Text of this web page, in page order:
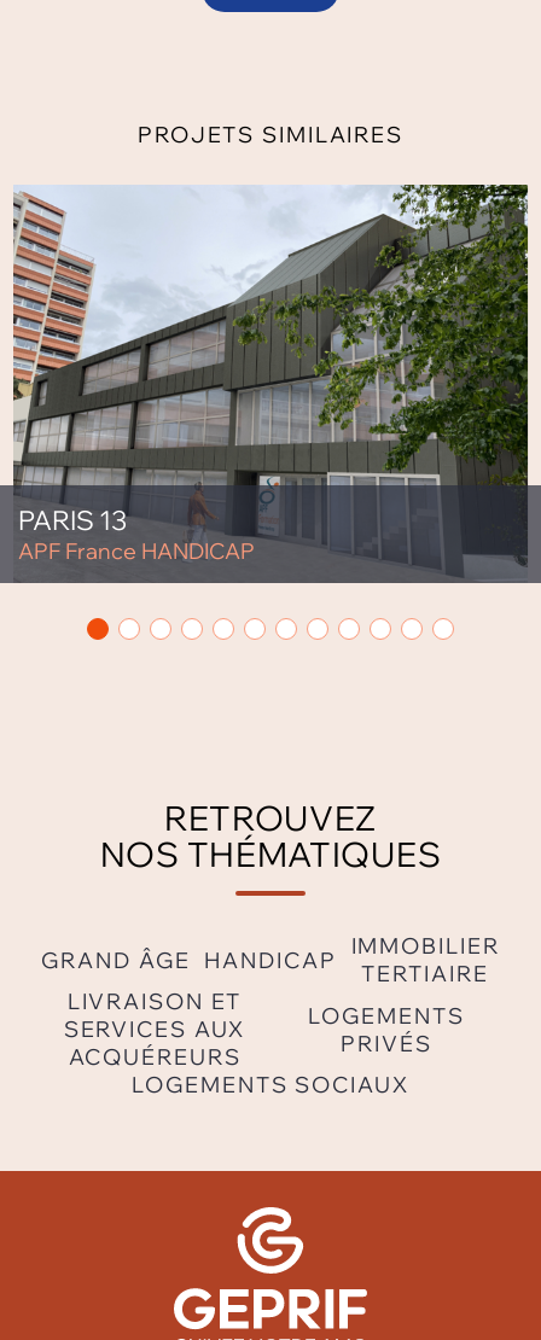
PROJETS SIMILAIRES
PARIS 13
APF France HANDICAP
RETROUVEZ
NOS THÉMATIQUES
GRAND ÂGE HANDICAP
IMMOBILIER
TERTIAIRE
LIVRAISON ET
SERVICES AUX
ACQUÉREURS
LOGEMENTS
PRIVÉS
LOGEMENTS SOCIAUX